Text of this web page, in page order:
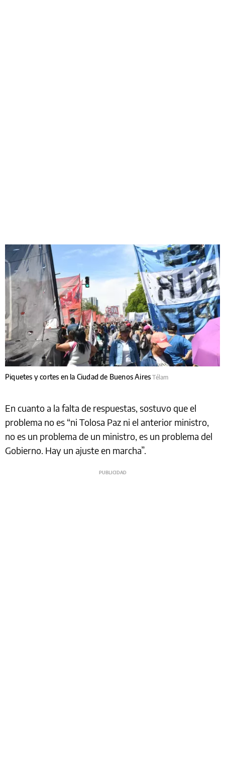
Piquetes y cortes en la Ciudad de Buenos AiresTélam
En cuanto a la falta de respuestas, sostuvo que el
problema no es “ni Tolosa Paz ni el anterior ministro,
no es un problema de un ministro, es un problema del
Gobierno. Hay un ajuste en marcha”.